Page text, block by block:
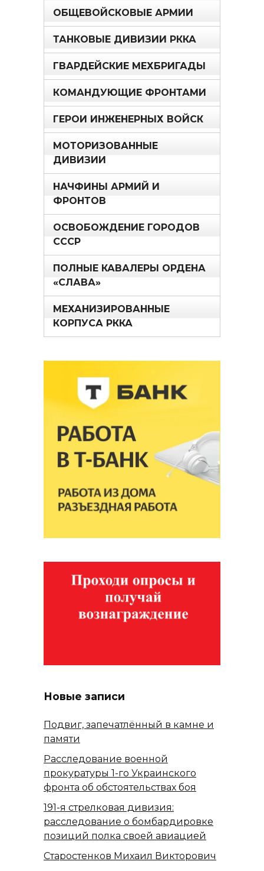
ОБЩЕВОЙСКОВЫЕ АРМИИ
ТАНКОВЫЕ ДИВИЗИИ РККА
ГВАРДЕЙСКИЕ МЕХБРИГАДЫ
КОМАНДУЮЩИЕ ФРОНТАМИ
ГЕРОИ ИНЖЕНЕРНЫХ ВОЙСК
МОТОРИЗОВАННЫЕ
ДИВИЗИИ
НАЧФИНЫ АРМИЙ И
ФРОНТОВ
ОСВОБОЖДЕНИЕ ГОРОДОВ
СССР
ПОЛНЫЕ КАВАЛЕРЫ ОРДЕНА
«СЛАВА»
МЕХАНИЗИРОВАННЫЕ
КОРПУСА РККА
Новые записи
Подвиг, запечатлённый в камне и
памяти
Расследование военной
прокуратуры 1-го Украинского
фронта об обстоятельствах боя
191-я стрелковая дивизия:
расследование о бомбардировке
позиций полка своей авиацией
Старостенков Михаил Викторович